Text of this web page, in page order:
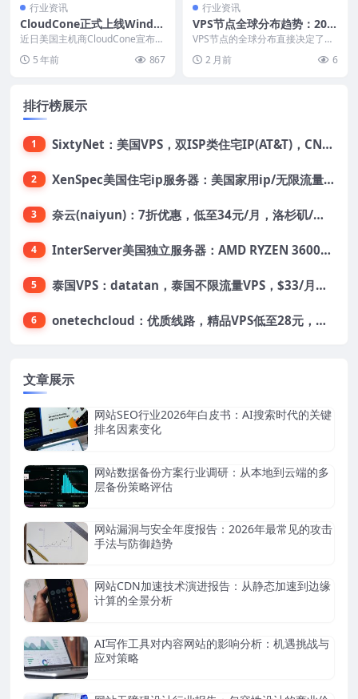
行业资讯
CloudCone正式上线Windo
ws云服务器 最低只需$17.4
9/月
近日美国主机商CloudCone宣布正
lo...5 年前 867
行业资讯
VPS节点全球分布趋势：202
4年数据中心布局与线路优化
VPS节点的全球分布直接决定了网
析2024年全球V...
2 月前 6
排行榜展示
1 SixtyNet：美国VPS，双ISP类住宅IP(AT&T)，CN2 GIA网络，超高DDoS防御，$14/月，2G内存/2核/40gSSD/5T流量/10Gbps带宽
2 XenSpec美国住宅ip服务器：美国家用ip/无限流量/10Gbps独享带宽/449美元/月起，支持支付宝
3 奈云(naiyun)：7折优惠，低至34元/月，洛杉矶/香港机房，三网CN2 GIA/CUII/高防保护，解锁Chatgpt/Tiktok
4 InterServer美国独立服务器：AMD RYZEN 3600X处理器，75美元/月，送40美元
5 泰国VPS：datatan，泰国不限流量VPS，$33/月，4G内存/3核/60gSSD
6 onetechcloud：优质线路，精品VPS低至28元，美国三网原生CN2 GIA（高防可选）、香港CN2、韩国CN2
文章展示
网站SEO行业2026年白皮书：AI搜索时代的关键
排名因素变化
网站数据备份方案行业调研：从本地到云端的多
层备份策略评估
网站漏洞与安全年度报告：2026年最常见的攻击
手法与防御趋势
网站CDN加速技术演进报告：从静态加速到边缘
计算的全景分析
AI写作工具对内容网站的影响分析：机遇挑战与
应对策略